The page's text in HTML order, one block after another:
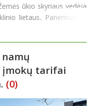
ūkio skyriaus vedėja
lietaus, Panemunėlio
ir susidarė avarinė
įmokų tarifai
(0)